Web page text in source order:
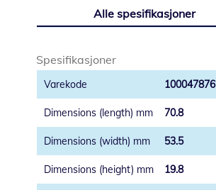
av
Alle spesifikasjoner
Spesifikasjoner
100047876
70.8
53.5
19.8